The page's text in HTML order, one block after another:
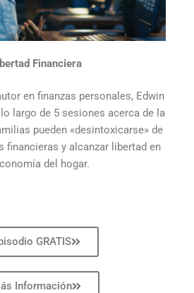
Financiera
en finanzas personales, Edwin
largo de 5 sesiones acerca de la
pueden «desintoxicarse» de
financieras y alcanzar libertad en
del hogar.
GRATIS
Información